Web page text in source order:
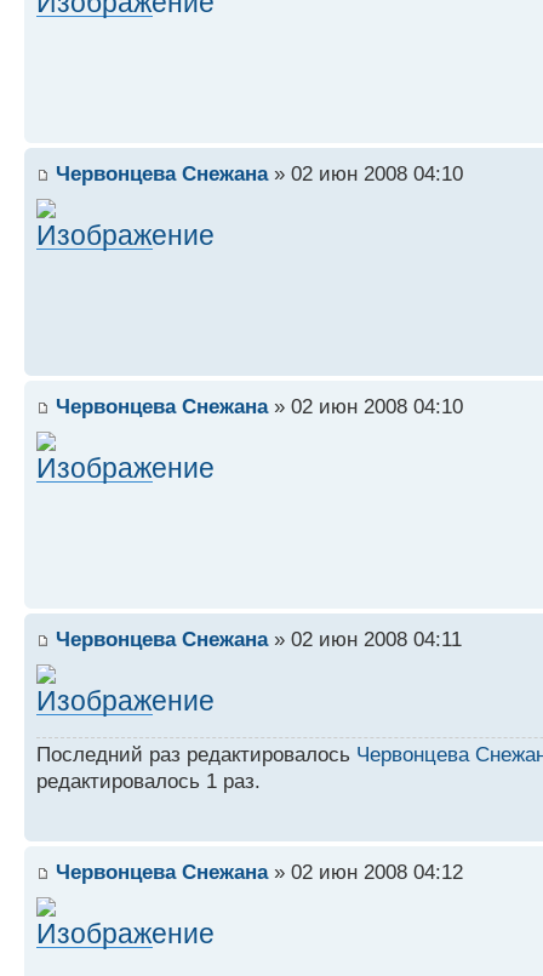
Червонцева Снежана» 02 июн 2008 04:10
Червонцева Снежана» 02 июн 2008 04:10
Червонцева Снежана» 02 июн 2008 04:11
Последний раз редактировалось Червонцева
редактировалось 1 раз.
Червонцева Снежана» 02 июн 2008 04:12